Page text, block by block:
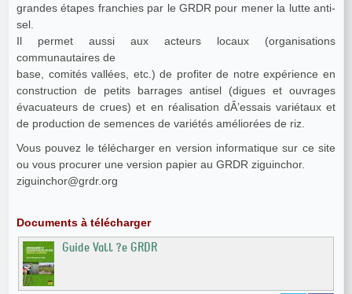
grandes étapes franchies par le GRDR pour mener la lutte anti-
sel.
Il permet aussi aux acteurs locaux (organisations
communautaires de
base, comités vallées, etc.) de profiter de notre expérience en
construction de petits barrages antisel (digues et ouvrages
évacuateurs de crues) et en réalisation dÂ’essais variétaux et
de production de semences de variétés améliorées de riz.
Vous pouvez le télécharger en version informatique sur ce site
ou vous procurer une version papier au GRDR ziguinchor.
ziguinchor@grdr.org
Documents à télécharger
Guide Vall ?e GRDR